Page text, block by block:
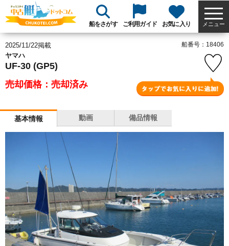
船をさがす ご利用ガイド お気に入り メニュー
2025/11/22掲載
ヤマハ
UF-30 (GP5)
売却価格：売却済み
船番号：18406
基本情報 動画 備品情報